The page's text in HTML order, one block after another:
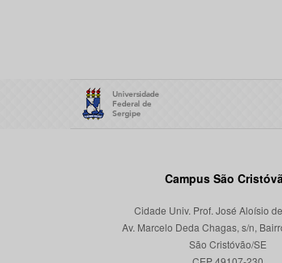
Campus São
Cidade Univ. Prof. José Aloísio
Av. Marcelo Deda Chagas, s/n,
São Cristóvão/SE